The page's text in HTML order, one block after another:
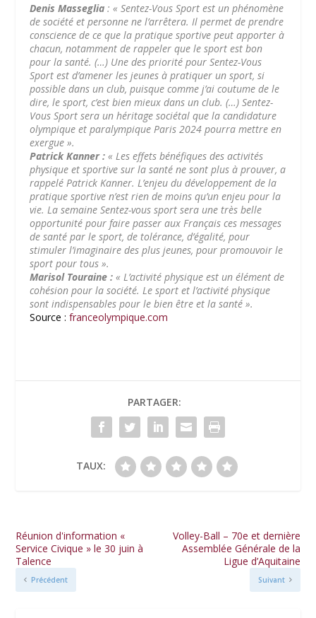
Denis Masseglia : « Sentez-Vous Sport est un phénomène
de société et personne ne l’arrêtera. Il permet de prendre
conscience de ce que la pratique sportive peut apporter à
chacun, notamment de rappeler que le sport est bon
pour la santé. (…) Une des priorité pour Sentez-Vous
Sport est d’amener les jeunes à pratiquer un sport, si
possible dans un club, puisque comme j’ai coutume de le
dire, le sport, c’est bien mieux dans un club. (…) Sentez-
Vous Sport sera un héritage sociétal que la candidature
olympique et paralympique Paris 2024 pourra mettre en
exergue ».
Patrick Kanner : « Les effets bénéfiques des activités
physique et sportive sur la santé ne sont plus à prouver, a
rappelé Patrick Kanner. L’enjeu du développement de la
pratique sportive n’est rien de moins qu’un enjeu pour la
vie. La semaine Sentez-vous sport sera une très belle
opportunité pour faire passer aux Français ces messages
de santé par le sport, de tolérance, d’égalité, pour
stimuler l’imaginaire des plus jeunes, pour promouvoir le
sport pour tous ».
Marisol Touraine : « L’activité physique est un élément de
cohésion pour la société. Le sport et l’activité physique
sont indispensables pour le bien être et la santé ».
Source :franceolympique.com
PARTAGER:
TAUX:
Réunion d'information «
Service Civique » le 30 juin à
Talence
Précédent
Volley-Ball – 70e et dernière
Assemblée Générale de la
Ligue d’Aquitaine
Suivant